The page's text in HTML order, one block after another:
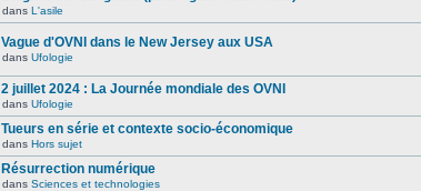
dans L'asile
Vague d'OVNI dans le New Jersey aux USA
dans Ufologie
2 juillet 2024 : La Journée mondiale des OVNI
dans Ufologie
Tueurs en série et contexte socio-économique
dans Hors sujet
Résurrection numérique
dans Sciences et technologies